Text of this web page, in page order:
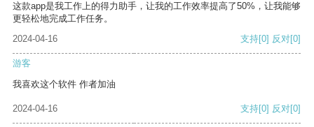
这款app是我工作上的得力助手，让我的工作效率提高了50%，让我能够
更轻松地完成工作任务。
2024-04-16
支持[0] 反对[0]
游客
我喜欢这个软件 作者加油
2024-04-16 支持[0] 反对[0]